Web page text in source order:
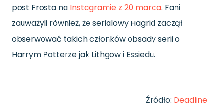
post Frosta na Instagramie z 20 marca. Fani
zauważyli również, że serialowy Hagrid zaczął
obserwować takich członków obsady serii o
Harrym Potterze jak Lithgow i Essiedu.
Źródło: Deadline